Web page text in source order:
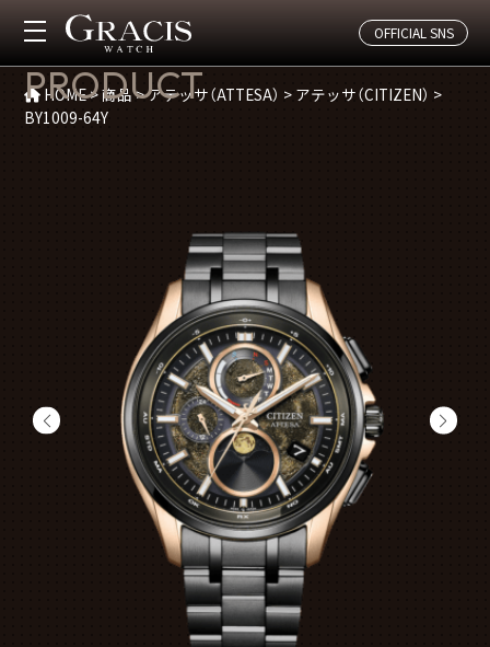
OFFICIAL SNS
商品紹介
PRODUCT
HOME>商品>アテッサ（ATTESA） > アテッサ（CITIZEN） >
BY1009-64Y